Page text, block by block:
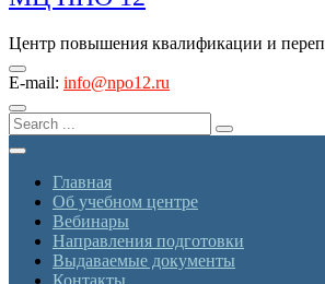
Центр повышения квалификации и
E-mail: info@npo12.ru
Главная
Об учебном центре
Вебинары
Направления подготовки
Выдаваемые документы
Контакты